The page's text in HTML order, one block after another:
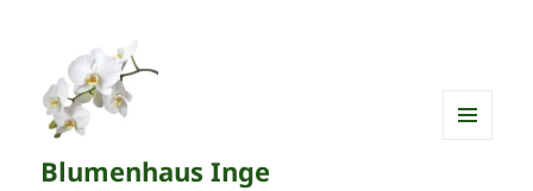
Blumenhaus Inge